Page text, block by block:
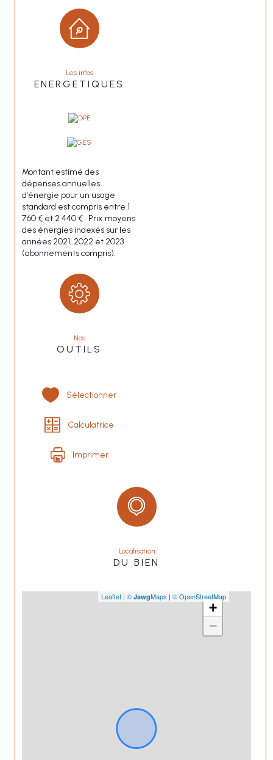
Les infos
ENERGETIQUES
Montant estimé des
dépenses annuelles
d'énergie pour un usage
standard est compris entre 1
760 € et 2 440 € . Prix moyens
des énergies indexés sur les
années 2021, 2022 et 2023
(abonnements compris).
Nos
OUTILS
Sélectionner
Calculatrice
Imprimer
Localisation
DU BIEN
+
−
Leaflet | © JawgMaps | © OpenStreetMap